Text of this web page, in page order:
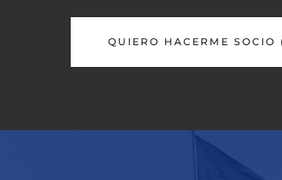
QUIERO HACERME SOCIO